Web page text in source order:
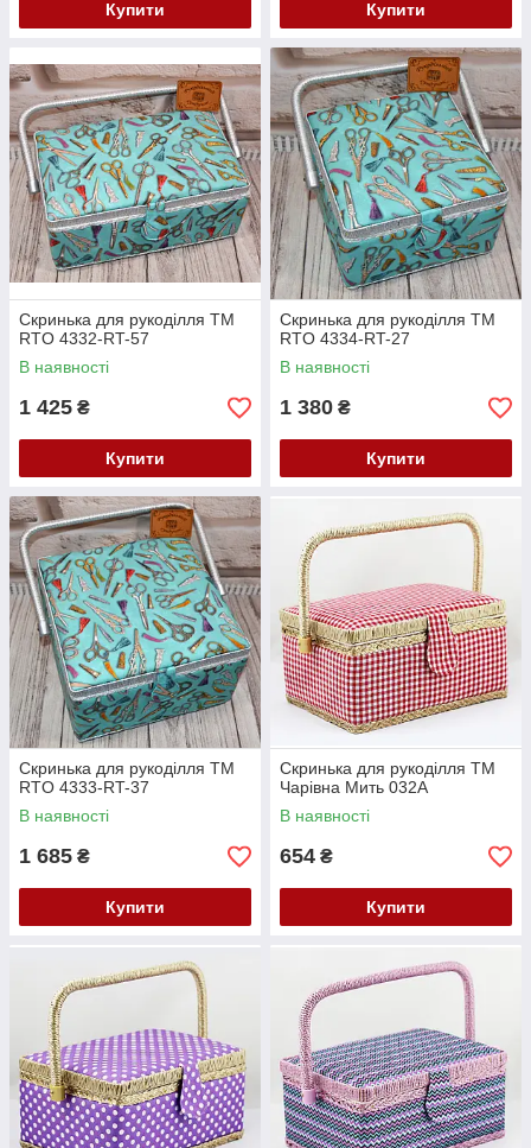
Купити Купити
Скринька для рукоділля ТМ
RTO 4332-RT-57
В наявності
1 425 ₴
Купити
Скринька для рукоділля ТМ
RTO 4334-RT-27
В наявності
1 380 ₴
Купити
Скринька для рукоділля ТМ
RTO 4333-RT-37
В наявності
1 685 ₴
Купити
Скринька для рукоділля ТМ
Чарівна Мить 032А
В наявності
654 ₴
Купити